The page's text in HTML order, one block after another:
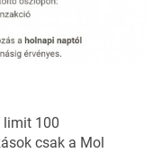
limit 100
csak a Mol